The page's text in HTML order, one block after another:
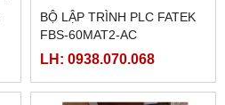
BỘ LẬP TRÌNH PLC FATEK
FBS-60MAT2-AC
LH: 0938.070.068